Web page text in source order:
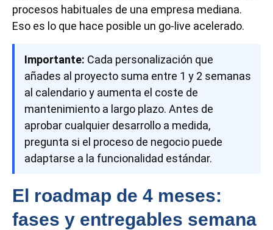
procesos habituales de una empresa mediana.
Eso es lo que hace posible un go-live acelerado.
Importante: Cada personalización que
añades al proyecto suma entre 1 y 2 semanas
al calendario y aumenta el coste de
mantenimiento a largo plazo. Antes de
aprobar cualquier desarrollo a medida,
pregunta si el proceso de negocio puede
adaptarse a la funcionalidad estándar.
El roadmap de 4 meses:
fases y entregables semana